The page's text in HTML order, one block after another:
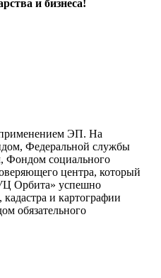
и бизнеса!
применением ЭП. На
Федеральной службы
Фондом социального
центра, который
Орбита» успешно
и картографии
обязательного